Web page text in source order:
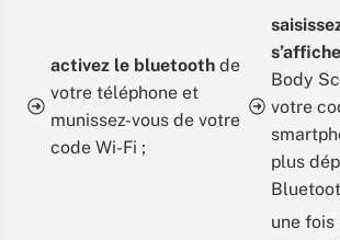
activez le bluetoothde
votre téléphone et
munissez-vous de votre
code Wi-Fi ;
Body
votre
plus
une fois